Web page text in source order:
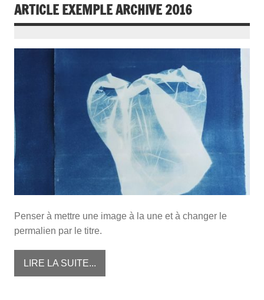
ARTICLE EXEMPLE ARCHIVE 2016
Penser à mettre une image à la une et à changer le
permalien par le titre.
LIRE LA SUITE...